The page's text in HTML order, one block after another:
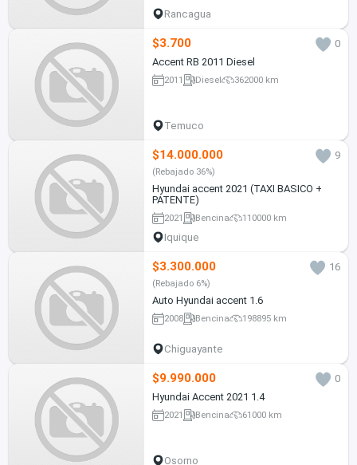
Rancagua
$3.700
0
Accent RB 2011 Diesel
2011 Diesel 362000 km
Temuco
$14.000.000 9
(Rebajado 36%)
Hyundai accent 2021 (TAXI BASICO +
PATENTE)
2021 Bencina 110000 km
Iquique
$3.300.000 16
(Rebajado 6%)
Auto Hyundai accent 1.6
2008 Bencina 198895 km
Chiguayante
$9.990.000
0
Hyundai Accent 2021 1.4
2021 Bencina 61000 km
Osorno